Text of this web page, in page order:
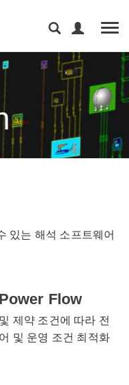
있는 해석 소프트웨어
Flow
제약 조건에 따라 전
및 운영 조건 최적화